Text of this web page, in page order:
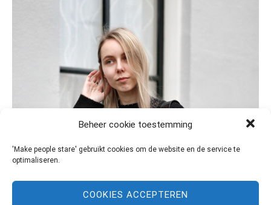
Beheer cookie toestemming
'Make people stare' gebruikt cookies om de website en de service te
optimaliseren.
COOKIES ACCEPTEREN